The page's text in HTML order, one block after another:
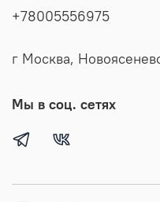
+78005556975
г Москва,
Мы в соц. сетях